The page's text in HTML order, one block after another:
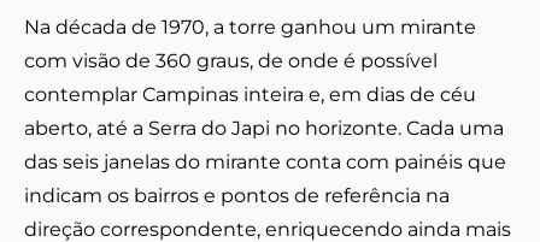
Na década de 1970, a torre ganhou um mirante
com visão de 360 graus, de onde é possível
contemplar Campinas inteira e, em dias de céu
aberto, até a Serra do Japi no horizonte. Cada uma
das seis janelas do mirante conta com painéis que
indicam os bairros e pontos de referência na
direção correspondente, enriquecendo ainda mais